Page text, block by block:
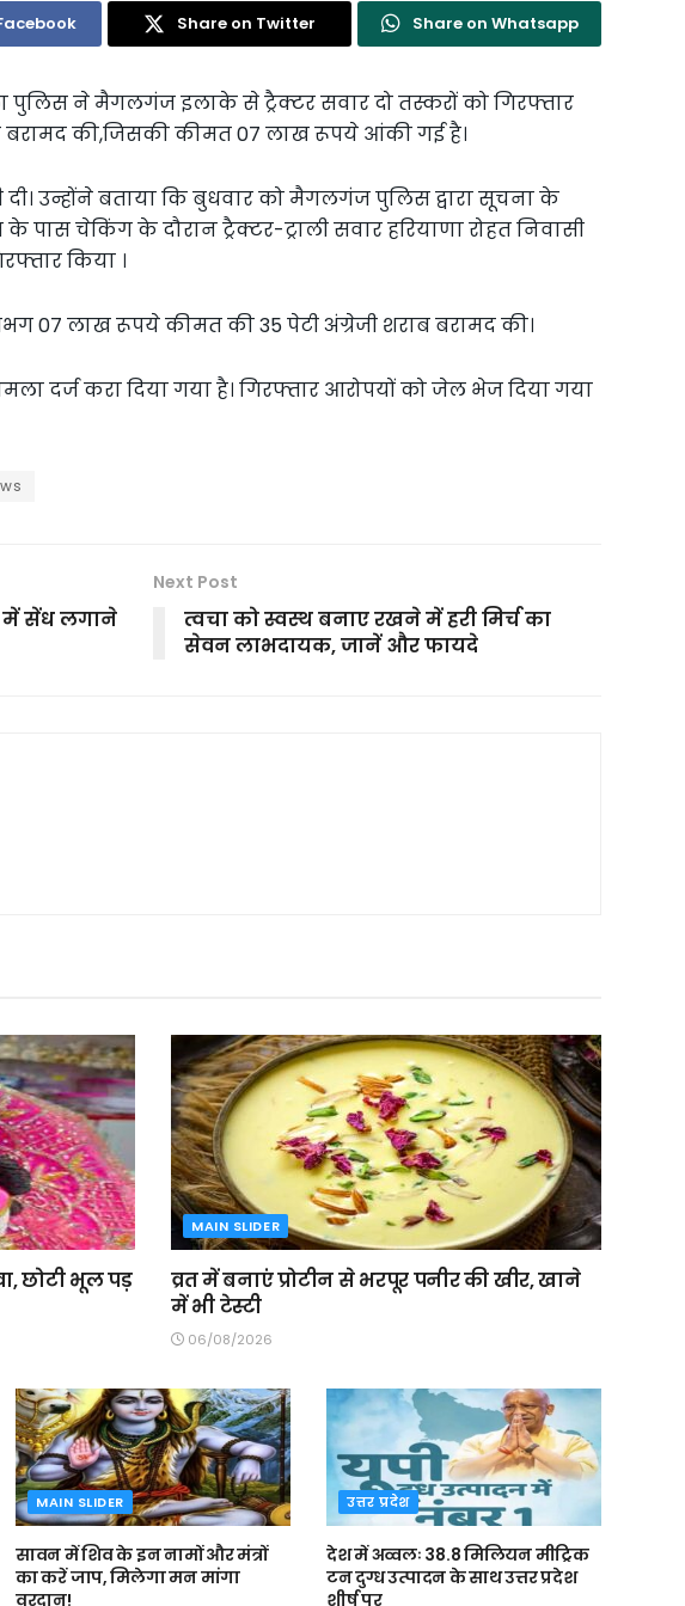
Share on Twitter Share on Whatsapp
पुलिस ने मैगलगंज इलाके से ट्रैक्टर सवार दो तस्करों को गिरफ्तार
बरामद की,जिसकी कीमत 07 लाख रूपये आंकी गई है।
दी। उन्होंने बताया कि बुधवार को मैगलगंज पुलिस द्वारा सूचना के
पास चेकिंग के दौरान ट्रैक्टर-ट्राली सवार हरियाणा रोहत निवासी
किया ।
07 लाख रूपये कीमत की 35 पेटी अंग्रेजी शराब बरामद की।
दर्ज करा दिया गया है। गिरफ्तार आरोपयों को जेल भेज दिया गया
में सेंध लगाने
Next Post
त्वचा को स्वस्थ बनाए रखने में हरी मिर्च का
सेवन लाभदायक, जानें और फायदे
छोटी भूल पड़
MAIN SLIDER
व्रत में बनाएं प्रोटीन से भरपूर पनीर की खीर, खाने
में भी टेस्टी
06/08/2026
MAIN SLIDER
सावन में शिव के इन नामों और मंत्रों
का करें जाप, मिलेगा मन मांगा
वरदान!
उत्तर प्रदेश
देश में अव्वलः 38.8 मिलियन मीट्रिक
टन दुग्ध उत्पादन के साथ उत्तर प्रदेश
शीर्ष पर